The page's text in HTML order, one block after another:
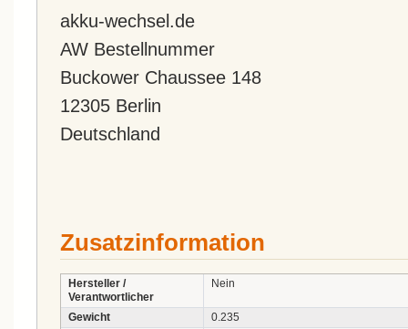
akku-wechsel.de
AW Bestellnummer
Buckower Chaussee 148
12305 Berlin
Deutschland
Zusatzinformation
Hersteller /
Verantwortlicher
Nein
Gewicht
0.235